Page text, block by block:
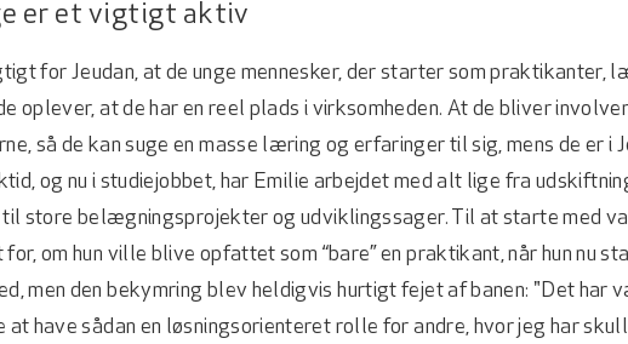
er et vigtigt aktiv
for Jeudan, at de unge mennesker, der starter som praktikanter,
oplever, at de har en reel plads i virksomheden. At de bliver
så de kan suge en masse læring og erfaringer til sig, mens de er i
og nu i studiejobbet, har Emilie arbejdet med alt lige fra
store belægningsprojekter og udviklingssager. Til at starte med
om hun ville blive opfattet som “bare” en praktikant, når hun nu
men den bekymring blev heldigvis hurtigt fejet af banen: "Det har
at have sådan en løsningsorienteret rolle for andre, hvor jeg har